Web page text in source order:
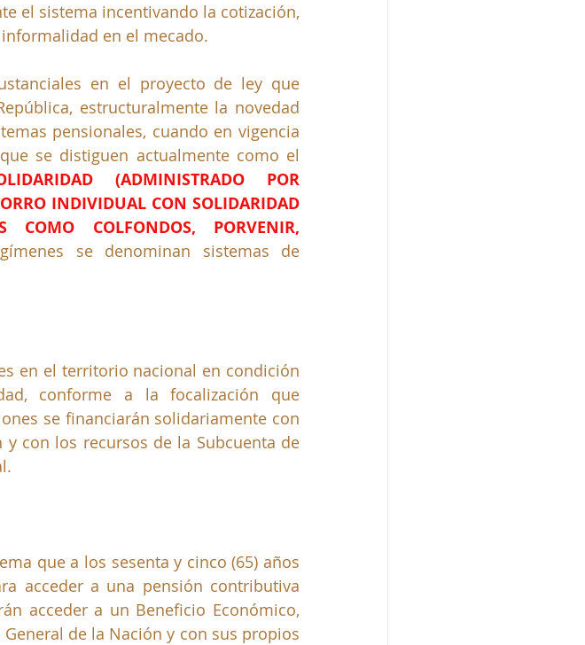
el sistema incentivando la cotización,
en el mecado.
en el proyecto de ley que
estructuralmente la novedad
pensionales, cuando en vigencia
(ADMINISTRADO POR
INDIVIDUAL CON SOLIDARIDAD
COMO COLFONDOS, PORVENIR,
en el territorio nacional en condición
conforme a la focalización que
se financiarán solidariamente con
con los recursos de la Subcuenta de
que a los sesenta y cinco (65) años
acceder a una pensión contributiva
acceder a un Beneficio Económico,
de la Nación y con sus propios